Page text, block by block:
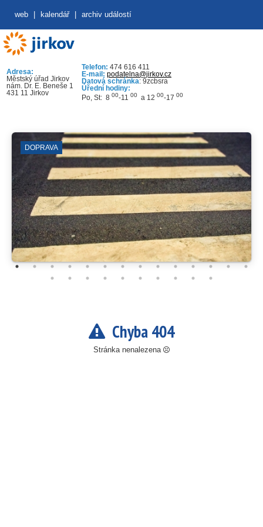
web kalendář archiv událostí
Adresa:
Městský úřad Jirkov
nám. Dr. E. Beneše 1
431 11 Jirkov
Telefon: 474 616 411
E-mail: podatelna@jirkov.cz
Datová schránka: 9zcbsra
Úřední hodiny:
Po, St: 8 00-11 00 a 12 00-17 00
DOPRAVA
Chyba 404
Stránka nenalezena